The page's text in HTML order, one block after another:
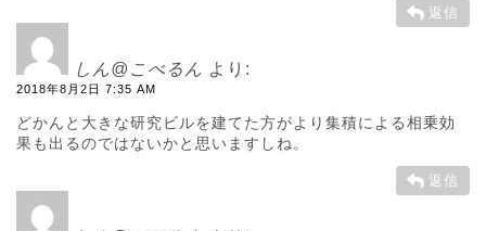
返信
しん@こべるん より:
2018年8月2日 7:35 AM
どかんと大きな研究ビルを建てた方がより集積による相乗効
果も出るのではないかと思いますしね。
返信